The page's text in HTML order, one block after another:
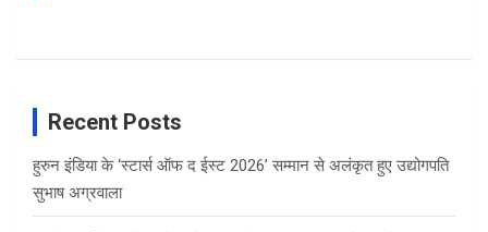
Recent Posts
हुरुन इंडिया के ‘स्टार्स ऑफ द ईस्ट 2026’ सम्मान से अलंकृत हुए उद्योगपति
सुभाष अग्रवाला